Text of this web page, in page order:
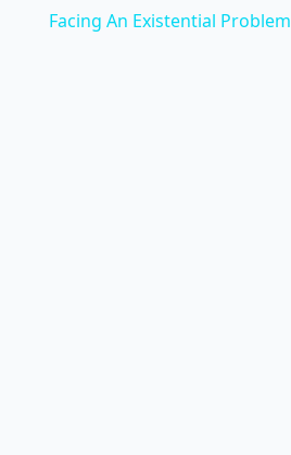
Facing An Existential Problem